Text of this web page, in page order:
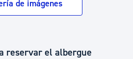
de imágenes
reservar el albergue